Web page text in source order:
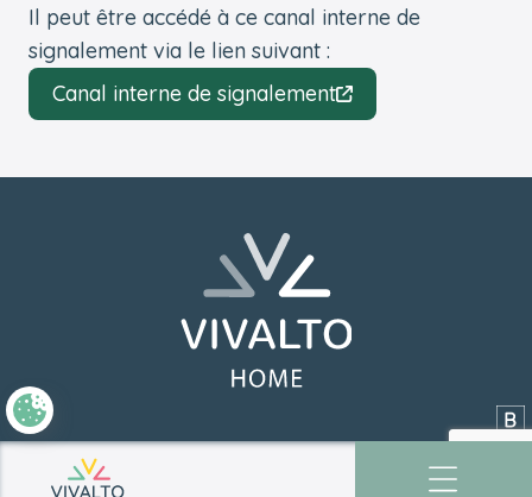
Retourner à l'accueil
Il peut être accédé à ce canal interne de
signalement via le lien suivant :
Canal interne de signalement
Retourner à l'accueil
RGPD